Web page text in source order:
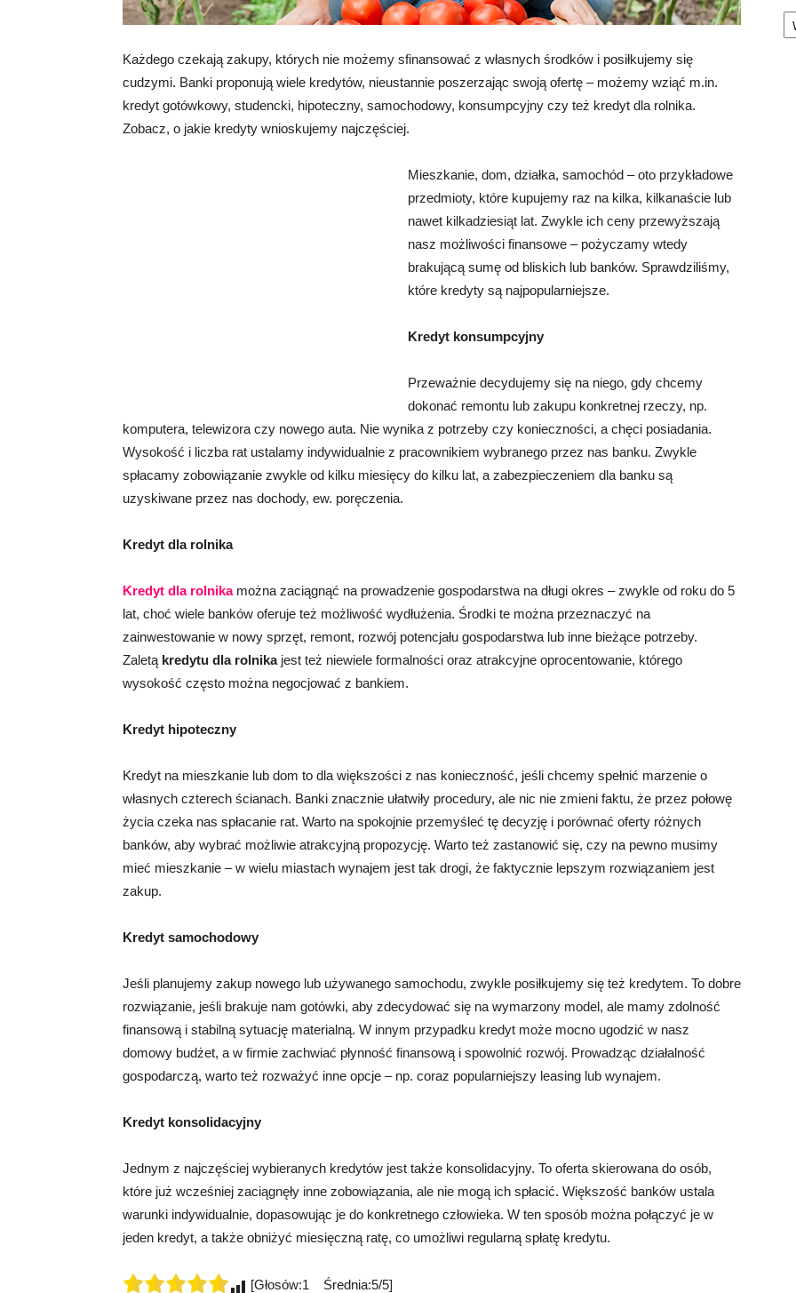
Każdego czekają zakupy, których nie możemy sfinansować z własnych środków i posiłkujemy się
cudzymi. Banki proponują wiele kredytów, nieustannie poszerzając swoją ofertę – możemy wziąć m.in.
kredyt gotówkowy, studencki, hipoteczny, samochodowy, konsumpcyjny czy też kredyt dla rolnika.
Zobacz, o jakie kredyty wnioskujemy najczęściej.
Mieszkanie, dom, działka, samochód – oto przykładowe
przedmioty, które kupujemy raz na kilka, kilkanaście lub
nawet kilkadziesiąt lat. Zwykle ich ceny przewyższają
nasz możliwości finansowe – pożyczamy wtedy
brakującą sumę od bliskich lub banków. Sprawdziliśmy,
które kredyty są najpopularniejsze.
Kredyt konsumpcyjny
Przeważnie decydujemy się na niego, gdy chcemy
dokonać remontu lub zakupu konkretnej rzeczy, np.
komputera, telewizora czy nowego auta. Nie wynika z potrzeby czy konieczności, a chęci posiadania.
Wysokość i liczba rat ustalamy indywidualnie z pracownikiem wybranego przez nas banku. Zwykle
spłacamy zobowiązanie zwykle od kilku miesięcy do kilku lat, a zabezpieczeniem dla banku są
uzyskiwane przez nas dochody, ew. poręczenia.
Kredyt dla rolnika
Kredyt dla rolnika można zaciągnąć na prowadzenie gospodarstwa na długi okres – zwykle od roku do 5
lat, choć wiele banków oferuje też możliwość wydłużenia. Środki te można przeznaczyć na
zainwestowanie w nowy sprzęt, remont, rozwój potencjału gospodarstwa lub inne bieżące potrzeby.
Zaletą kredytu dla rolnikajest też niewiele formalności oraz atrakcyjne oprocentowanie, którego
wysokość często można negocjować z bankiem.
Kredyt hipoteczny
Kredyt na mieszkanie lub dom to dla większości z nas konieczność, jeśli chcemy spełnić marzenie o
własnych czterech ścianach. Banki znacznie ułatwiły procedury, ale nic nie zmieni faktu, że przez połowę
życia czeka nas spłacanie rat. Warto na spokojnie przemyśleć tę decyzję i porównać oferty różnych
banków, aby wybrać możliwie atrakcyjną propozycję. Warto też zastanowić się, czy na pewno musimy
mieć mieszkanie – w wielu miastach wynajem jest tak drogi, że faktycznie lepszym rozwiązaniem jest
zakup.
Kredyt samochodowy
Jeśli planujemy zakup nowego lub używanego samochodu, zwykle posiłkujemy się też kredytem. To dobre
rozwiązanie, jeśli brakuje nam gotówki, aby zdecydować się na wymarzony model, ale mamy zdolność
finansową i stabilną sytuację materialną. W innym przypadku kredyt może mocno ugodzić w nasz
domowy budżet, a w firmie zachwiać płynność finansową i spowolnić rozwój. Prowadząc działalność
gospodarczą, warto też rozważyć inne opcje – np. coraz popularniejszy leasing lub wynajem.
Kredyt konsolidacyjny
Jednym z najczęściej wybieranych kredytów jest także konsolidacyjny. To oferta skierowana do osób,
które już wcześniej zaciągnęły inne zobowiązania, ale nie mogą ich spłacić. Większość banków ustala
warunki indywidualnie, dopasowując je do konkretnego człowieka. W ten sposób można połączyć je w
jeden kredyt, a także obniżyć miesięczną ratę, co umożliwi regularną spłatę kredytu.
[Głosów:1 Średnia:5/5]